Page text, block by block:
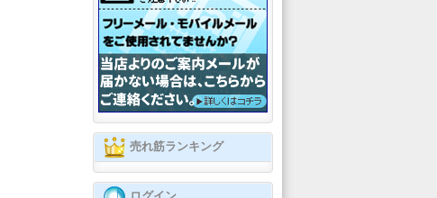
売れ筋ランキング